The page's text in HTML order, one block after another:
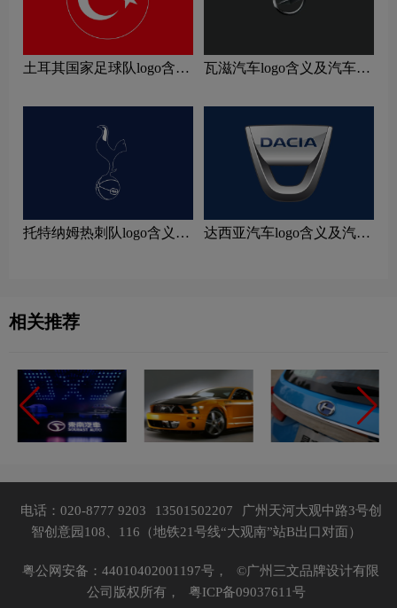
土耳其国家足球队logo含义
瓦滋汽车logo含义及汽车品
托特纳姆热刺队logo含义及
达西亚汽车logo含义及汽车
相关推荐
电话：020-8777 9203 13501502207
广州天河大观中路3号创
智创意园108、116（地铁21号线“大观南”站B出口对面）
粤公网安备：44010402001197号，
©广州三文品牌设计有限
公司版权所有，
粤ICP备09037611号